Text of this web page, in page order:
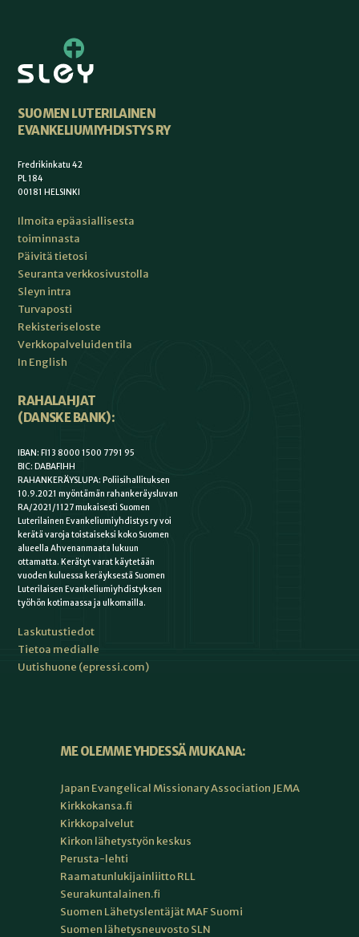
SUOMEN LUTERILAINEN
EVANKELIUMIYHDISTYS RY
Fredrikinkatu 42
PL 184
00181 HELSINKI
Ilmoita epäasiallisesta
toiminnasta
Päivitä tietosi
Seuranta verkkosivustolla
Sleyn intra
Turvaposti
Rekisteriseloste
Verkkopalveluiden tila
In English
RAHALAHJAT
(DANSKE BANK):
IBAN: FI13 8000 1500 7791 95
BIC: DABAFIHH
RAHANKERÄYSLUPA: Poliisihallituksen
10.9.2021 myöntämän rahankeräysluvan
RA/2021/1127 mukaisesti Suomen
Luterilainen Evankeliumiyhdistys ry voi
kerätä varoja toistaiseksi koko Suomen
alueella Ahvenanmaata lukuun
ottamatta. Kerätyt varat käytetään
vuoden kuluessa keräyksestä Suomen
Luterilaisen Evankeliumiyhdistyksen
työhön kotimaassa ja ulkomailla.
Laskutustiedot
Tietoa medialle
Uutishuone (epressi.com)
ME OLEMME YHDESSÄ MUKANA:
Japan Evangelical Missionary Association JEMA
Kirkkokansa.fi
Kirkkopalvelut
Kirkon lähetystyön keskus
Perusta-lehti
Raamatunlukijainliitto RLL
Seurakuntalainen.fi
Suomen Lähetyslentäjät MAF Suomi
Suomen lähetysneuvosto SLN